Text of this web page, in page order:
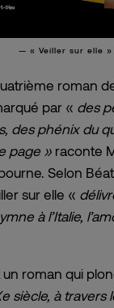
« Veiller sur elle »
roman
par « des
des phénix du
page » raconte
Selon
sur elle «
à l’Italie,
un roman qui
siècle, à